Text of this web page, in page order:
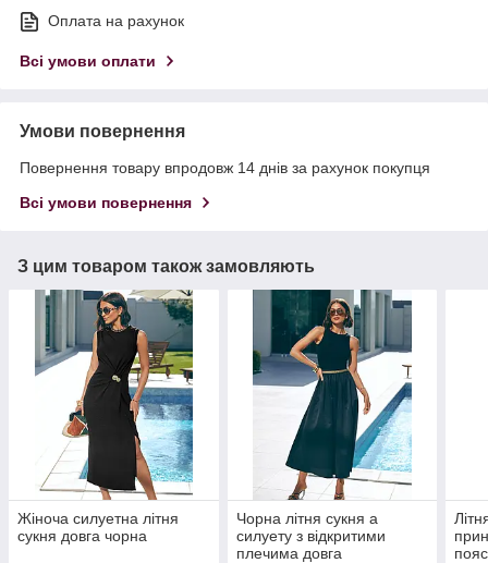
Оплата на рахунок
Всі умови оплати
Умови повернення
Повернення товару впродовж 14 днів за рахунок покупця
Всі умови повернення
З цим товаром також замовляють
Жіноча силуетна літня
сукня довга чорна
Чорна літня сукня а
силуету з відкритими
плечима довга